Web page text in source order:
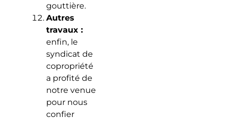
gouttière.
Autres
travaux :
enfin, le
syndicat de
copropriété
a profité de
notre venue
pour nous
confier